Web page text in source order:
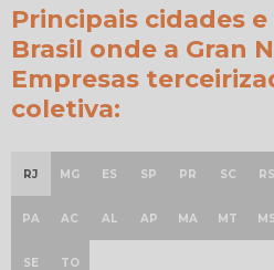
Principais cidades
Brasil onde a Gran
Empresas
coletiva:
RJ MG ES SP PR SC RS
PA AC AL AP MA MT MS
SE TO